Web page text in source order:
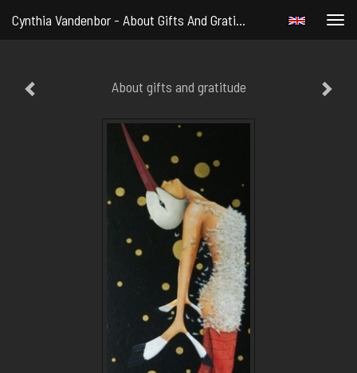
Cynthia Vandenbor - About Gifts And Gratitude
About gifts and gratitude